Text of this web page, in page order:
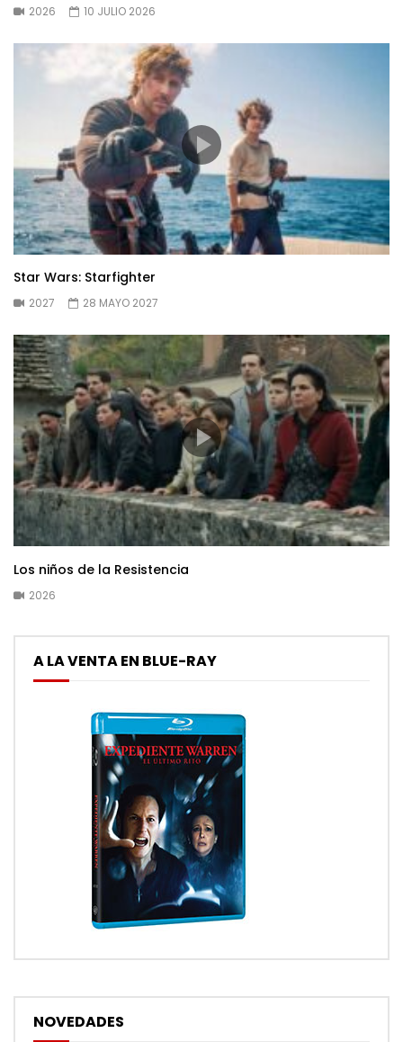
2026 10 JULIO 2026
Star Wars: Starfighter
2027 28 MAYO 2027
Los niños de la Resistencia
2026
A LA VENTA EN BLUE-RAY
NOVEDADES